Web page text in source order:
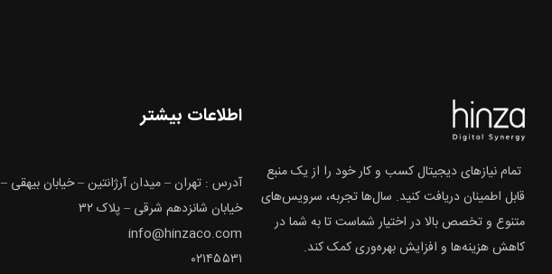
تمام نیازهای دیجیتال کسب و کار خود را از یک منبع
قابل اطمینان دریافت کنید. سال‌ها تجربه، سرویس‌های
متنوع و تخصص بالا در اختیار شماست تا به شما در
کاهش هزینه‌ها و افزایش بهره‌وری کمک کند.
اطلاعات بیشتر
آدرس : تهران – میدان آرژانتین – خیابان بیهقی –
خیابان شانزدهم شرقی – پلاک ۳۲
info@hinzaco.com
۰۲۱۴۵۵۳۱